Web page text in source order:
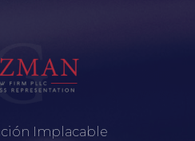
Implacable